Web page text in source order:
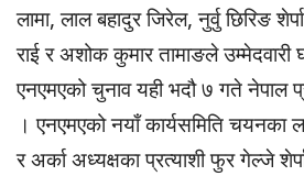
लामा, लाल बहादुर जिरेल, नुर्वु छिरिङ
राई र अशोक कुमार तामाङले उम्मेदवारी
एनएमएको चुनाव यही भदौ ७ गते नेपाल
। एनएमएको नयाँ कार्यसमिति चयनका
र अर्का अध्यक्षका प्रत्याशी फुर गेल्जे